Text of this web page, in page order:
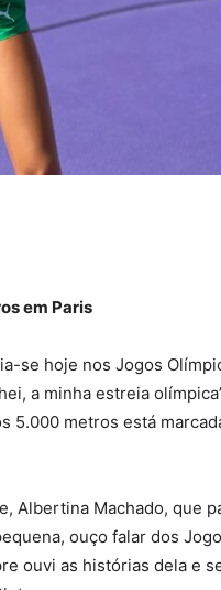
em Paris
se hoje nos Jogos
a minha estreia
5.000 metros está
Albertina Machado, que
ouço falar dos
ouvi as histórias dela e